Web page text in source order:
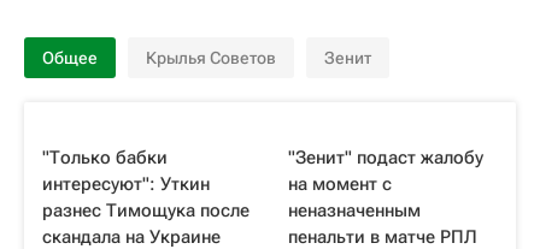
Общее Крылья Советов Зенит
"Только бабки
интересуют": Уткин
разнес Тимощука после
скандала на Украине
"Зенит" подаст жалобу
на момент с
неназначенным
пенальти в матче РПЛ